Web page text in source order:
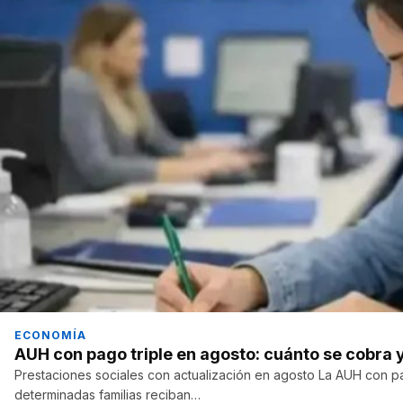
ECONOMÍA
AUH con pago triple en agosto: cuánto se cobra
Prestaciones sociales con actualización en agosto La AUH con
determinadas familias reciban…